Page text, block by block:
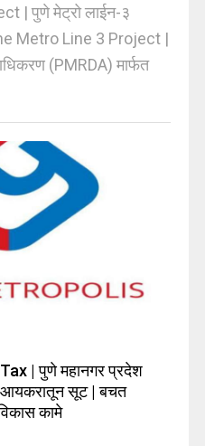
| पुणे मेट्रो लाईन-३
Metro Line 3 Project |
(PMRDA) मार्फत
| पुणे महानगर प्रदेश
आयकरातून सूट | बचत
कामे